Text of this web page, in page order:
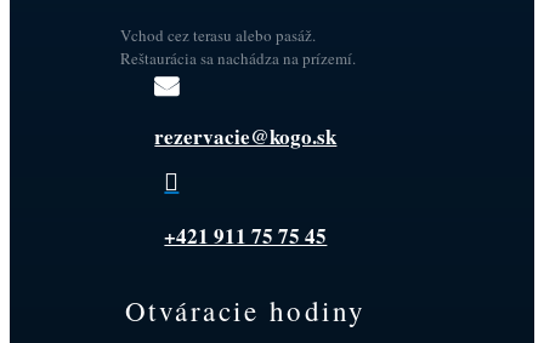
Vchod cez terasu alebo pasáž.
Reštaurácia sa nachádza na prízemí.

rezervacie@kogo.sk

+421 911 75 75 45
Otváracie hodiny